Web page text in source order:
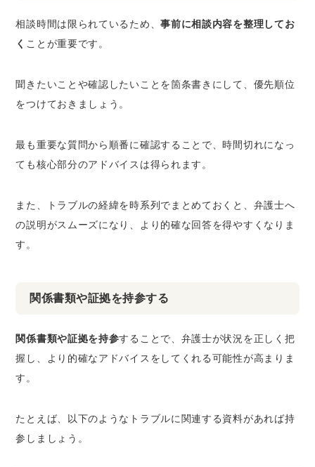
相談時間は限られているため、事前に相談内容を整理してお
く ことが重要です。
聞きたいことや確認したいことを箇条書きにして、優先順位
をつけておきましょう。
最も重要な質問から順番に確認することで、時間切れになっ
ても核心部分のアドバイスは得られます。
また、トラブルの経緯を時系列でまとめておくと、弁護士へ
の説明がスムーズになり、より的確な回答を得やすくなりま
す。
関係書類や証拠を持参する
関係書類や証拠を持参することで、弁護士が状況を正しく把
握し、より的確なアドバイスをしてくれる可能性が高まりま
す。
たとえば、以下のようなトラブルに関連する資料があれば持
参しましょう。